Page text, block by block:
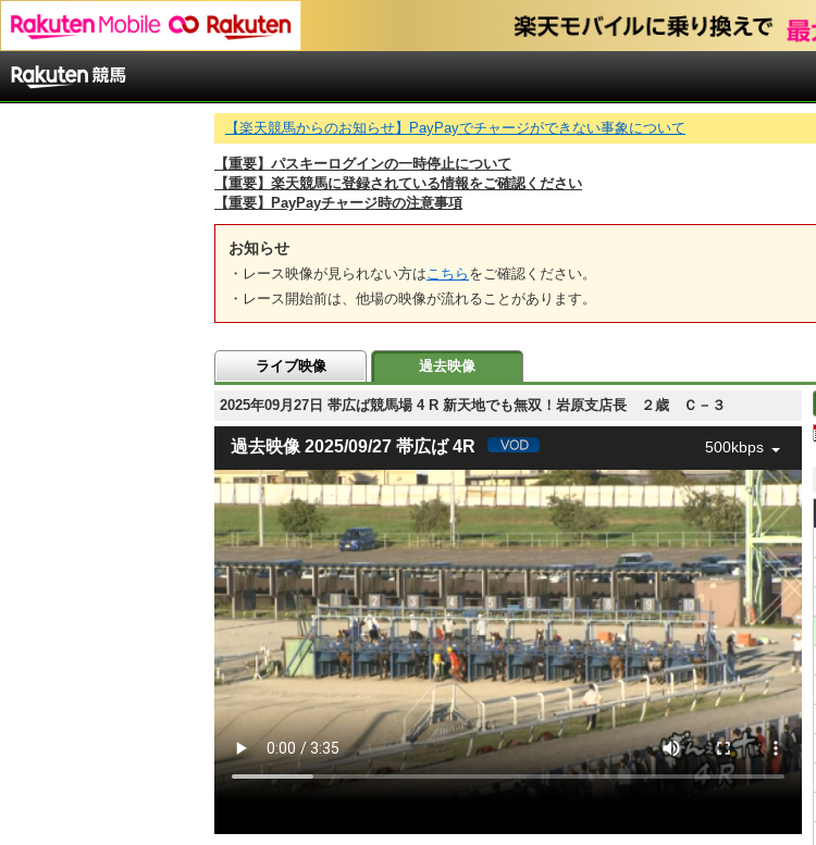
【楽天競馬からのお知らせ】PayPayでチャージができない事象について
【重要】パスキーログインの一時停止について
【重要】楽天競馬に登録されている情報をご確認ください
【重要】PayPayチャージ時の注意事項
お知らせ
・レース映像が見られない方は こちら をご確認ください。
・レース開始前は、他場の映像が流れることがあります。
ライブ映像 過去映像
2025年09月27日 帯広ば競馬場 4 R 新天地でも無双！岩原支店長 ２歳 Ｃ－３
過去映像 2025/09/27 帯広ば 4R 500kbps